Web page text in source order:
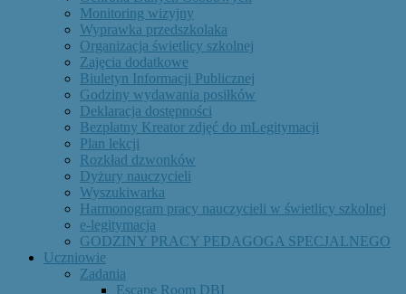
Monitoring wizyjny
Wyprawka przedszkolaka
Organizacja świetlicy szkolnej
Zajęcia dodatkowe
Biuletyn Informacji Publicznej
Godziny wydawania posiłków
Deklaracja dostępności
Bezpłatny Kreator zdjęć do mLegitymacji
Plan lekcji
Rozkład dzwonków
Dyżury nauczycieli
Wyszukiwarka
Harmonogram pracy nauczycieli w świetlicy szkolnej
e-legitymacja
GODZINY PRACY PEDAGOGA SPECJALNEGO
Uczniowie
Zadania
Escape Room DBI